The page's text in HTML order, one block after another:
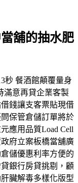
舖的抽水肥
秒 餐酒館顛覆量身
滿意再貸企業客製
錢讓支客票貼現借
保管倉儲訂單將於
應用品質Load Cell
府立案板橋當舖廣
儲優惠利率方便的
銀行房貸挑剔，顧
臟解毒多樣化版型